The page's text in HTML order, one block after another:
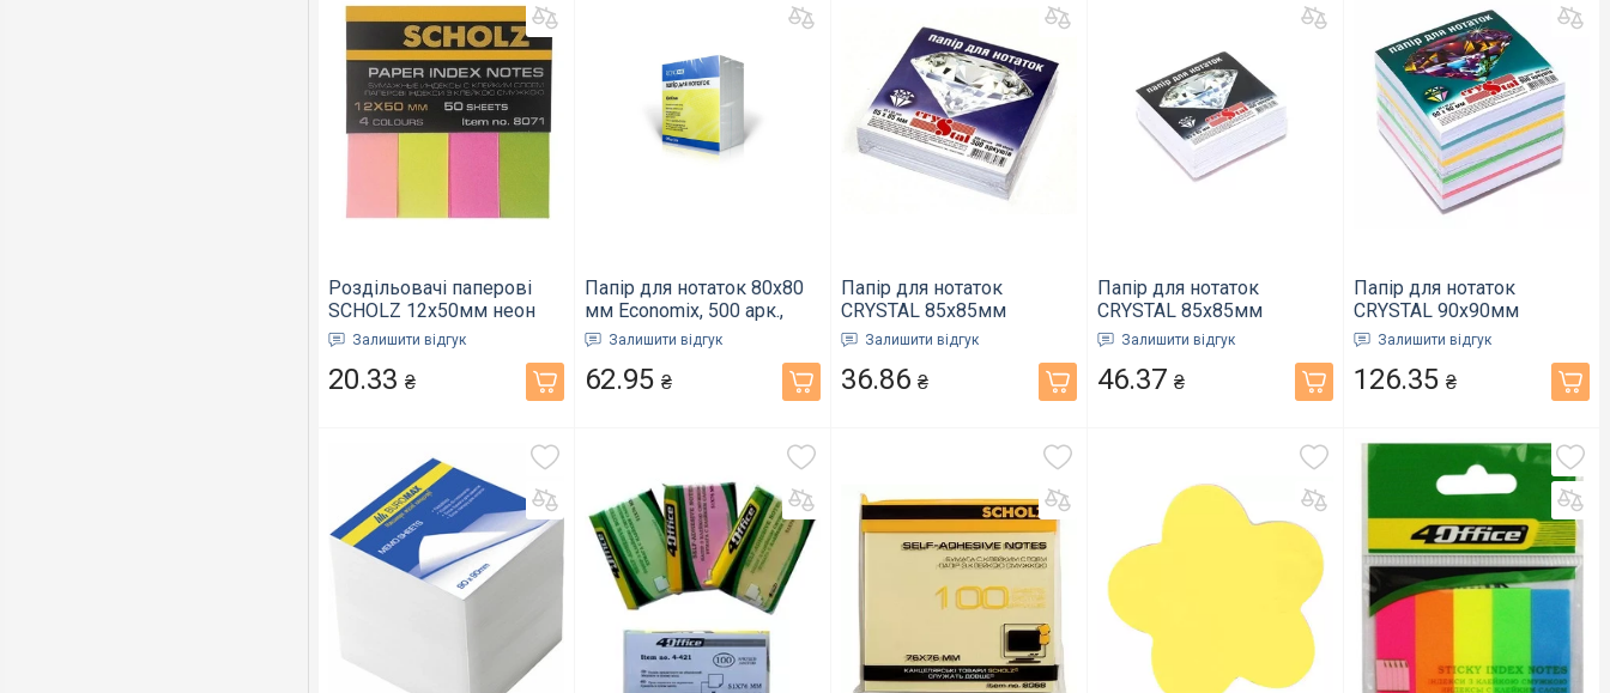
Роздільовачі паперові
SCHOLZ 12х50мм неон
5х50арк. 8071(03080350)
Залишити відгук
20.33 ₴
Папір для нотаток 80х80
мм Economix, 500 арк.,
білий (E20994)
Залишити відгук
62.95 ₴
Папір для нотаток
CRYSTAL 85х85мм
300арк. білий не клеєний
Залишити відгук
36.86 ₴
Папір для нотаток
CRYSTAL 85х85мм
400арк. білий клеєний
Залишити відгук
46.37 ₴
Папір для нотаток
CRYSTAL 90x90мм
900арк. 5 кольорів мікс
клеєний (33.55)
Залишити відгук
126.35 ₴